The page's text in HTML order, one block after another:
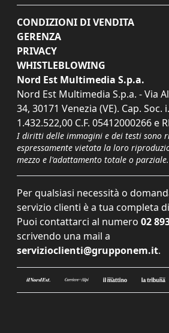
CONDIZIONI DI VENDITA
GERENZA
PRIVACY
WHISTLEBLOWING
Nord Est Multimedia S.p.a.
Nord Est Multimedia S.p.a. - Via
34, 30171 Venezia (VE). Cap. Soc.
1.432.522,00 C.F. 05412000266 e
I diritti delle immagini e dei testi sono
espressamente vietata la loro
mezzo e l'adattamento totale o parziale.
Per qualsiasi necessità o
servizio clienti è a tua completa
Puoi contattarci al numero 02
scrivendo una mail a
servizioclienti@grupponem.it.